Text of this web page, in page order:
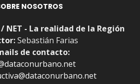
NOSOTROS
NET - La realidad de la Región
Sebastián Farias
de contacto: